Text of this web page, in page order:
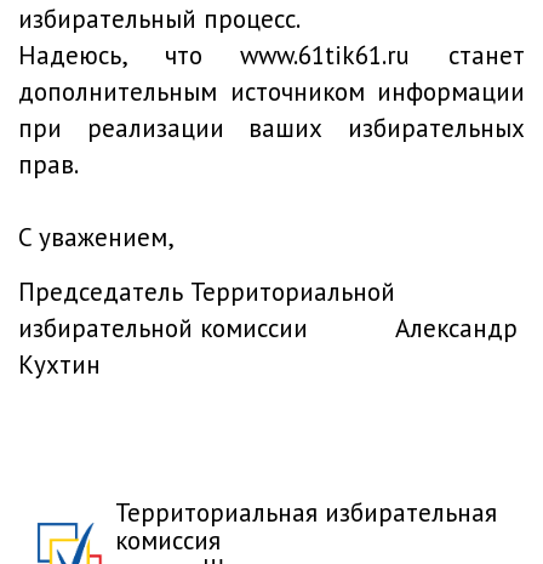
избирательный процесс.
Надеюсь, что www.61tik61.ru станет
дополнительным источником информации
при реализации ваших избирательных
прав.
C уважением,
Председатель Территориальной
избирательной комиссии Александр
Кухтин
Территориальная избирательная
комиссия